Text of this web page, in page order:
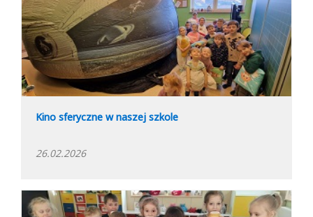
Kino sferyczne w naszej szkole
26.02.2026